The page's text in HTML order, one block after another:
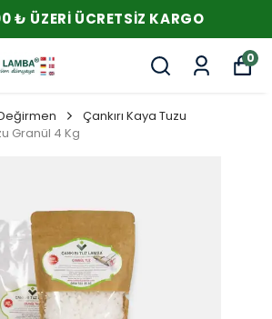
ÜZERI ÜCRETSIZ KARGO
0
Çankırı Kaya Tuzu
Granül 4 Kg